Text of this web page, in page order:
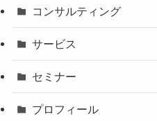
コンサルティング
サービス
セミナー
プロフィール